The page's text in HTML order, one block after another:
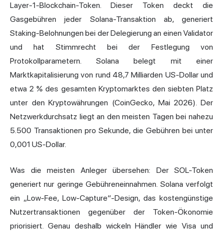
Layer-1-Blockchain-Token. Dieser Token deckt die
Gasgebühren jeder Solana-Transaktion ab, generiert
Staking-Belohnungen bei der Delegierung an einen Validator
und hat Stimmrecht bei der Festlegung von
Protokollparametern. Solana belegt mit einer
Marktkapitalisierung von rund 48,7 Milliarden US-Dollar und
etwa 2 % des gesamten Kryptomarktes den siebten Platz
unter den Kryptowährungen (CoinGecko, Mai 2026). Der
Netzwerkdurchsatz liegt an den meisten Tagen bei nahezu
5.500 Transaktionen pro Sekunde, die Gebühren bei unter
0,001 US-Dollar.
Was die meisten Anleger übersehen: Der SOL-Token
generiert nur geringe Gebühreneinnahmen. Solana verfolgt
ein „Low-Fee, Low-Capture“-Design, das kostengünstige
Nutzertransaktionen gegenüber der Token-Ökonomie
priorisiert. Genau deshalb wickeln Händler wie Visa und